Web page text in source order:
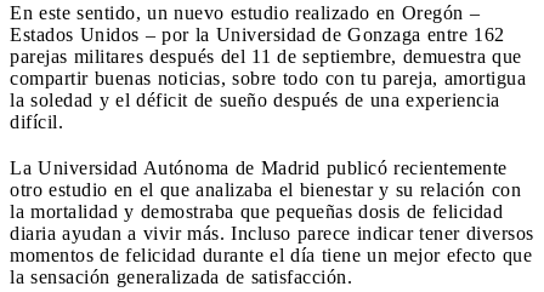
En este sentido, un nuevo estudio realizado en Oregón –
Estados Unidos – por la Universidad de Gonzaga entre 162
parejas militares después del 11 de septiembre, demuestra que
compartir buenas noticias, sobre todo con tu pareja, amortigua
la soledad y el déficit de sueño después de una experiencia
difícil.
La Universidad Autónoma de Madrid publicó recientemente
otro estudio en el que analizaba el bienestar y su relación con
la mortalidad y demostraba que pequeñas dosis de felicidad
diaria ayudan a vivir más. Incluso parece indicar tener diversos
momentos de felicidad durante el día tiene un mejor efecto que
la sensación generalizada de satisfacción.